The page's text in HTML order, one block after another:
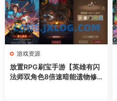
游戏资源
放置RPG刷宝手游【英雄有闪
法师双角色8倍速暗能遗物修